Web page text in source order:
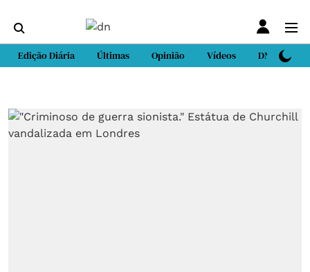
Edição Diária Últimas Opinião Vídeos DN Sport